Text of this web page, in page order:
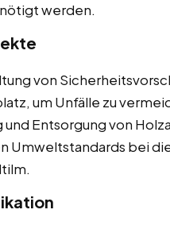
werden.
von
um Unfälle zu
und Entsorgung von
Umweltstandards bei